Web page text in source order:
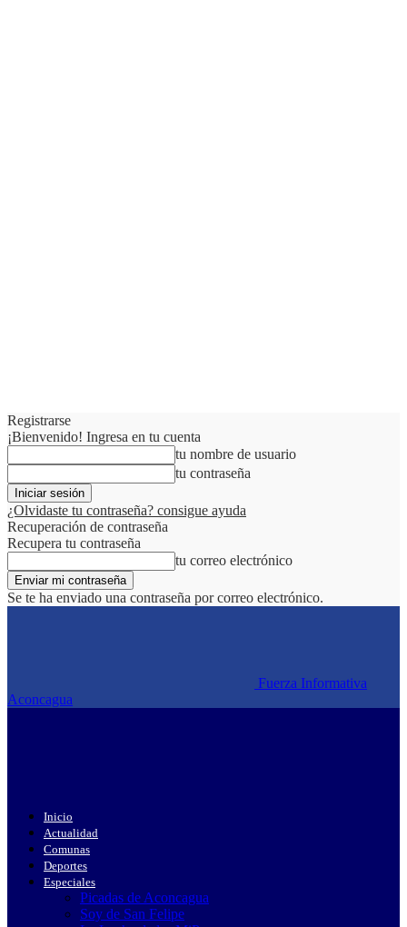
Registrarse
¡Bienvenido! Ingresa en tu cuenta
tu nombre de usuario
tu contraseña
¿Olvidaste tu contraseña? consigue ayuda
Recuperación de contraseña
Recupera tu contraseña
tu correo electrónico
Se te ha enviado una contraseña por correo electrónico.
Fuerza Informativa
Aconcagua
Inicio
Actualidad
Comunas
Deportes
Especiales
Picadas de Aconcagua
Soy de San Felipe